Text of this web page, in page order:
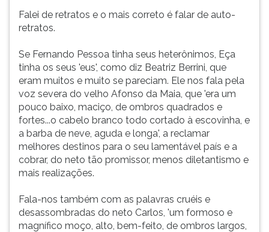
Falei de retratos e o mais correto é falar de auto-
retratos.
Se Fernando Pessoa tinha seus heterônimos, Eça
tinha os seus 'eus', como diz Beatriz Berrini, que
eram muitos e muito se pareciam. Ele nos fala pela
voz severa do velho Afonso da Maia, que 'era um
pouco baixo, maciço, de ombros quadrados e
fortes...o cabelo branco todo cortado à escovinha, e
a barba de neve, aguda e longa', a reclamar
melhores destinos para o seu lamentável país e a
cobrar, do neto tão promissor, menos diletantismo e
mais realizações.
Fala-nos também com as palavras cruéis e
desassombradas do neto Carlos, 'um formoso e
magnífico moço, alto, bem-feito, de ombros largos,